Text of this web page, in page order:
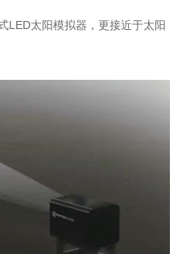
LED太阳模拟器，更接近于太阳